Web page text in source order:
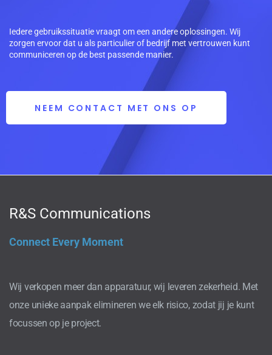
Iedere gebruikssituatie vraagt om een andere oplossingen. Wij
zorgen ervoor dat u als particulier of bedrijf met vertrouwen kunt
communiceren op de best passende manier.
NEEM CONTACT MET ONS OP
R&S Communications
Connect Every Moment
Wij verkopen meer dan apparatuur, wij leveren zekerheid. Met
onze unieke aanpak elimineren we elk risico, zodat jij je kunt
focussen op je project.